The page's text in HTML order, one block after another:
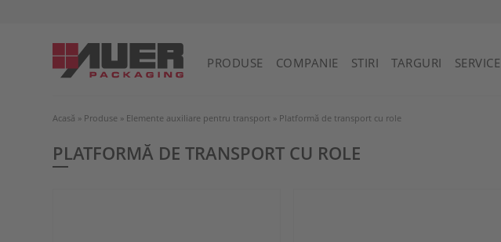
PRODUSE COMPANIE STIRI TARGURI SERVICE
Acasă » Produse » Elemente auxiliare pentru transport » Platformă de transport cu role
PLATFORMĂ DE TRANSPORT CU ROLE